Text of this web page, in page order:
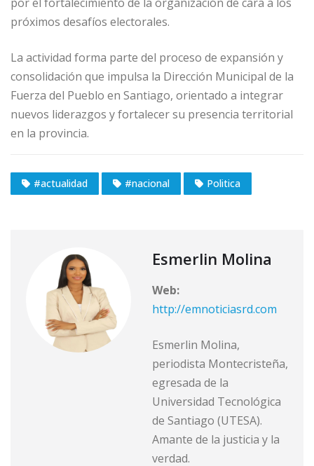
próximos desafíos electorales.
La actividad forma parte del proceso de expansión y
consolidación que impulsa la Dirección Municipal de la
Fuerza del Pueblo en Santiago, orientado a integrar
nuevos liderazgos y fortalecer su presencia territorial
en la provincia.
#actualidad #nacional Politica
Esmerlin Molina
Web:
http://emnoticiasrd.com
Esmerlin Molina,
periodista Montecristeña,
egresada de la
Universidad Tecnológica
de Santiago (UTESA).
Amante de la justicia y la
verdad.